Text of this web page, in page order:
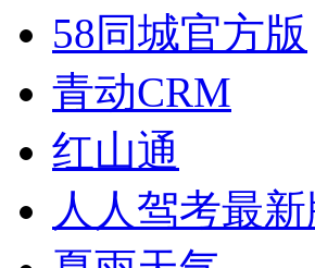
58同城官方版
青动CRM
红山通
人人驾考最新